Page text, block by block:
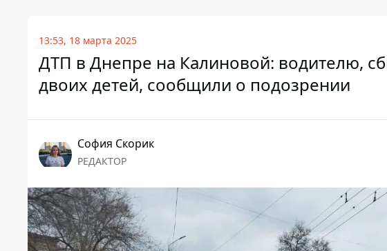
13:53, 18 марта 2025
ДТП в Днепре на Калиновой: водителю,
двоих детей, сообщили о подозрении
София Скорик
РЕДАКТОР